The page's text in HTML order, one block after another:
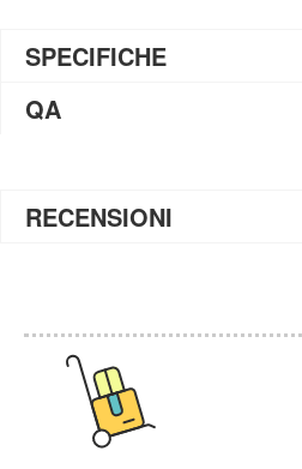
SPECIFICHE
QA
RECENSIONI